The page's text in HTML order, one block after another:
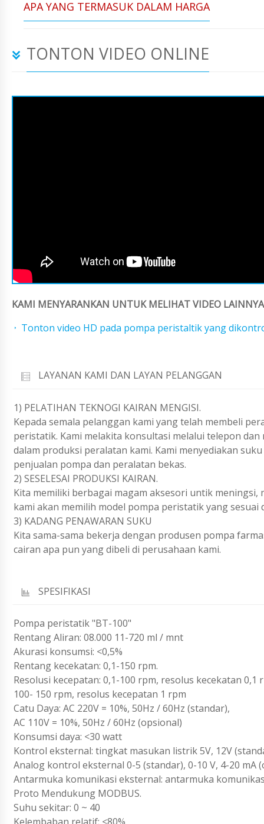
APA YANG TERMASUK DALAM HARGA
TONTON VIDEO ONLINE
KAMI MENYARANKAN UNTUK MELIHAT VIDEO
Tonton video HD pada pompa peristaltik yang
LAYANAN KAMI DAN LAYAN PELANGGAN
1) PELATIHAN TEKNOGI KAIRAN MENGISI.
Kepada semala pelanggan kami yang telah membeli
peristatik. Kami melakita konsultasi melalui telepon
dalam produksi peralatan kami. Kami menyediakan
penjualan pompa dan peralatan bekas.
2) SESELESAI PRODUKSI KAIRAN.
Kita memiliki berbagai magam aksesori untik
kami akan memilih model pompa peristatik yang
3) KADANG PENAWARAN SUKU
Kita sama-sama bekerja dengan produsen pompa
cairan apa pun yang dibeli di perusahaan kami.
SPESIFIKASI
Pompa peristatik "BT-100"
Rentang Aliran: 08.000 11-720 ml / mnt
Akurasi konsumsi: <0,5%
Rentang kecekatan: 0,1-150 rpm.
Resolusi kecepatan: 0,1-100 rpm, resolus kecekatan 0,1
100- 150 rpm, resolus kecepatan 1 rpm
Catu Daya: AC 220V = 10%, 50Hz / 60Hz (standar),
AC 110V = 10%, 50Hz / 60Hz (opsional)
Konsumsi daya: <30 watt
Kontrol eksternal: tingkat masukan listrik 5V, 12V
Analog kontrol eksternal 0-5 (standar), 0-10 V, 4-20 mA
Antarmuka komunikasi eksternal: antarmuka
Proto Mendukung MODBUS.
Suhu sekitar: 0 ~ 40